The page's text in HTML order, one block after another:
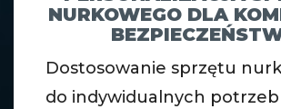
NURKOWEGO DLA
Dostosowanie sprzętu
do indywidualnych potrzeb